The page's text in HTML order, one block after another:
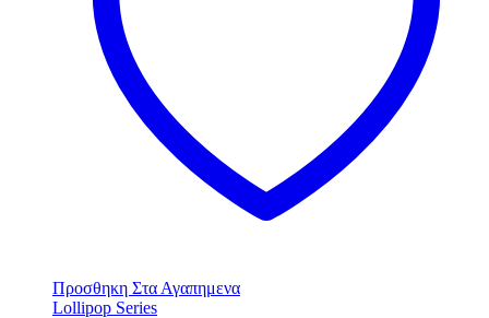
Προσθηκη Στα Αγαπημενα
Lollipop Series